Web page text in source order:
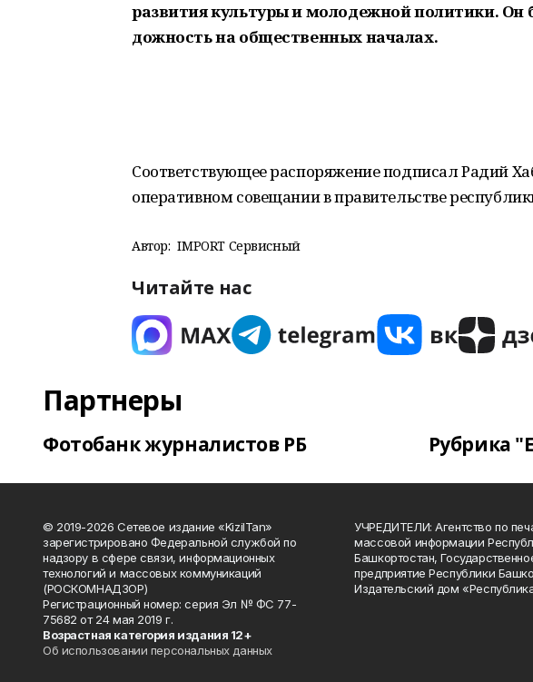
развития культуры и молодежной политики. Он
дожность на общественных началах.
Соответствующее распоряжение подписал Радий
оперативном совещании в правительстве
Автор: IMPORT Сервисный
Читайте нас
Партнеры
Фотобанк журналистов РБ Рубрика
© 2019-2026 Сетевое издание «KizilTan»
зарегистрировано Федеральной службой по
надзору в сфере связи, информационных
технологий и массовых коммуникаций
(РОСКОМНАДЗОР)
Регистрационный номер: серия Эл № ФС 77-
75682 от 24 мая 2019 г.
Возрастная категория издания 12+
Об использовании персональных данных
УЧРЕДИТЕЛИ: Агентство по
массовой информации
Башкортостан,
предприятие Республики
Издательский дом